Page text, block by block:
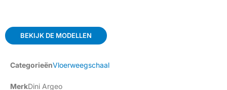
BEKIJK DE MODELLEN
CategorieënVloerweegschaal
MerkDini Argeo